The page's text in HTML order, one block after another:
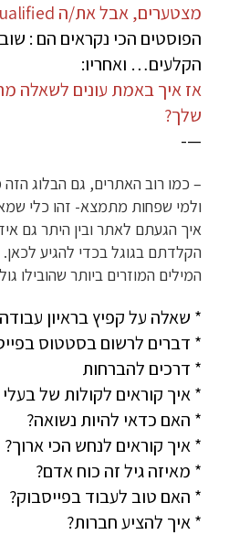
מצטערים, אבל את/ה Over Qualified…
הפוסטים הכי נקראים הם :
הקלעים… ואחריו:
אז איך באמת עונים לשאלה
שלך?
—-
– כמו רוב האתרים, גם הבלוג
ולמי שפחות מתמצא- זהו כלי
איך הגעתם לאתר ובין היתר גם
הקלדתם בגוגל בכדי להגיע לכאן.
המילים המוזרים ביותר שהובילו
* שאלה על קפיץ בראיון עבודה
* דברים לרשום בסטטוס
* דרכים להברחות
* איך קוראים לקולות של בעלי
* האם כדאי להיות נשואה?
* איך קוראים לנחש הכי ארוך?
* מאיזה גיל זה כוח אדם?
* האם טוב לעבוד בפייסבוק?
* איך להציע חברות?